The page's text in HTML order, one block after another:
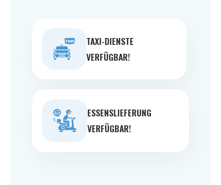
TAXI-DIENSTE
VERFÜGBAR!
ESSENSLIEFERUNG
VERFÜGBAR!